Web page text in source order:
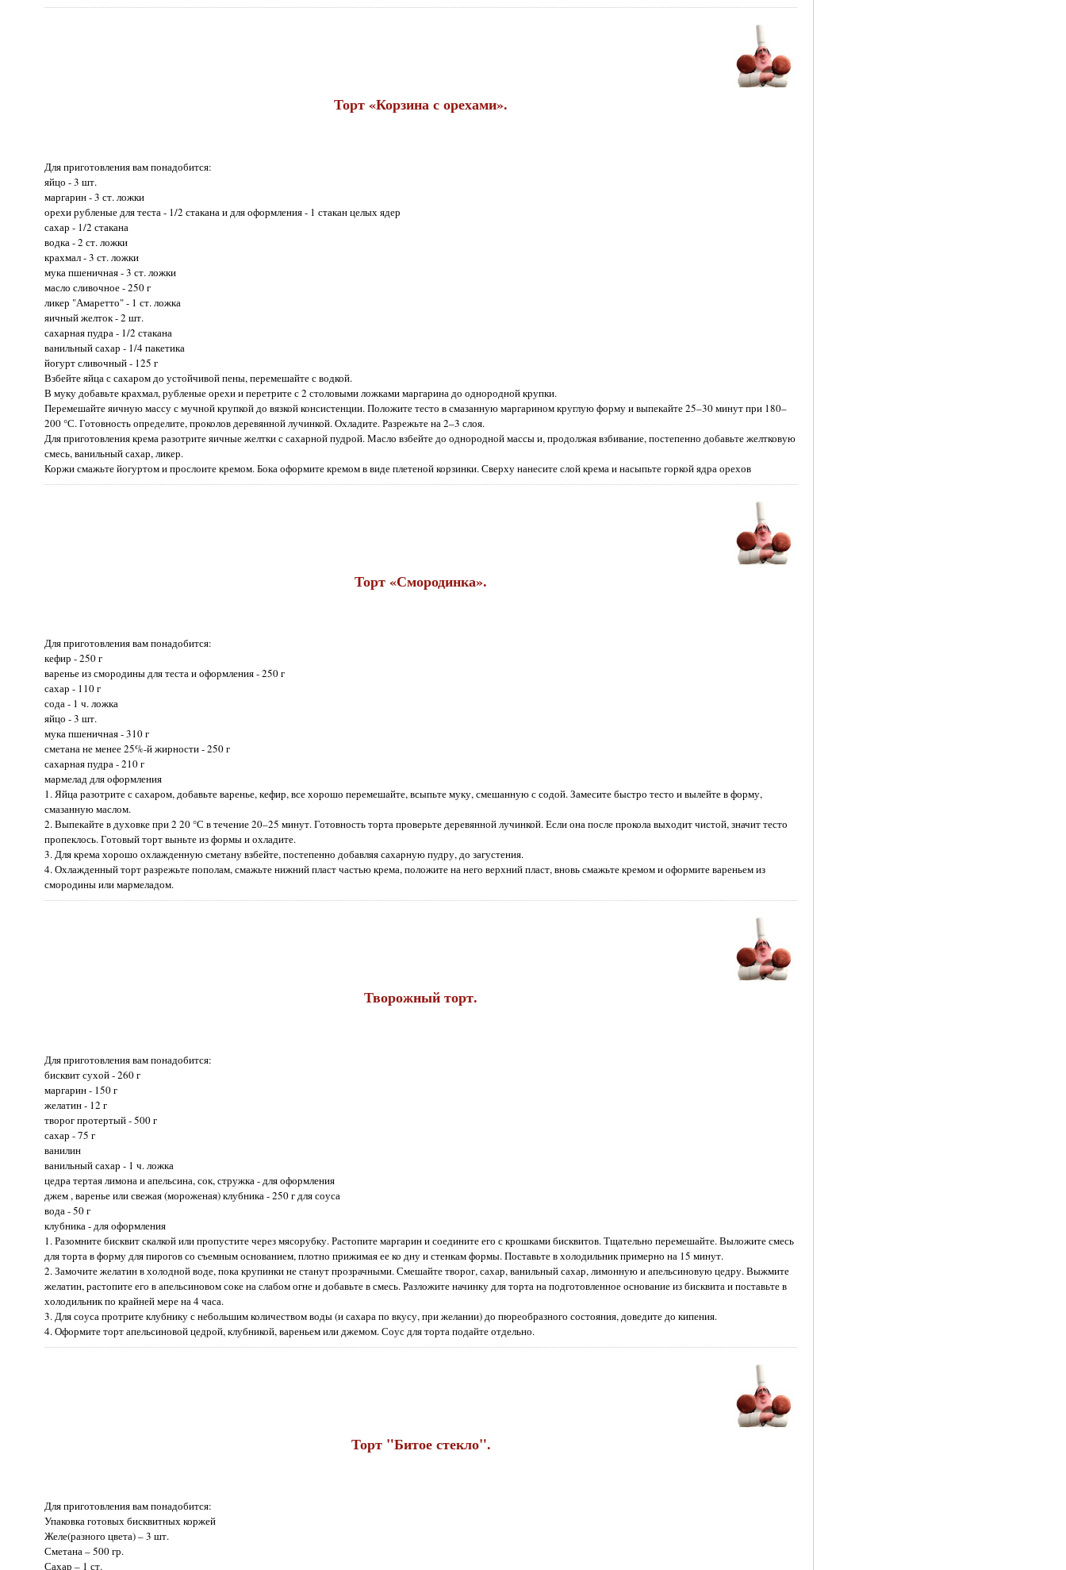
Торт «Корзина с орехами».
Для приготовления вам понадобится:
яйцо - 3 шт.
маргарин - 3 ст. ложки
орехи рубленые для теста - 1/2 стакана и для оформления - 1 стакан целых ядер
сахар - 1/2 стакана
водка - 2 ст. ложки
крахмал - 3 ст. ложки
мука пшеничная - 3 ст. ложки
масло сливочное - 250 г
ликер "Амаретто" - 1 ст. ложка
яичный желток - 2 шт.
сахарная пудра - 1/2 стакана
ванильный сахар - 1/4 пакетика
йогурт сливочный - 125 г
Взбейте яйца с сахаром до устойчивой пены, перемешайте с водкой.
В муку добавьте крахмал, рубленые орехи и перетрите с 2 столовыми ложками маргарина до однородной крупки.
Перемешайте яичную массу с мучной крупкой до вязкой консистенции. Положите тесто в смазанную маргарином круглую форму и выпекайте 25–30 минут при 180–
200 °С. Готовность определите, проколов деревянной лучинкой. Охладите. Разрежьте на 2–3 слоя.
Для приготовления крема разотрите яичные желтки с сахарной пудрой. Масло взбейте до однородной массы и, продолжая взбивание, постепенно добавьте желтковую
смесь, ванильный сахар, ликер.
Коржи смажьте йогуртом и прослоите кремом. Бока оформите кремом в виде плетеной корзинки. Сверху нанесите слой крема и насыпьте горкой ядра орехов
Торт «Смородинка».
Для приготовления вам понадобится:
кефир - 250 г
варенье из смородины для теста и оформления - 250 г
сахар - 110 г
сода - 1 ч. ложка
яйцо - 3 шт.
мука пшеничная - 310 г
сметана не менее 25%-й жирности - 250 г
сахарная пудра - 210 г
мармелад для оформления
1. Яйца разотрите с сахаром, добавьте варенье, кефир, все хорошо перемешайте, всыпьте муку, смешанную с содой. Замесите быстро тесто и вылейте в форму,
смазанную маслом.
2. Выпекайте в духовке при 2 20 °С в течение 20–25 минут. Готовность торта проверьте деревянной лучинкой. Если она после прокола выходит чистой, значит тесто
пропеклось. Готовый торт выньте из формы и охладите.
3. Для крема хорошо охлажденную сметану взбейте, постепенно добавляя сахарную пудру, до загустения.
4. Охлажденный торт разрежьте пополам, смажьте нижний пласт частью крема, положите на него верхний пласт, вновь смажьте кремом и оформите вареньем из
смородины или мармеладом.
Творожный торт.
Для приготовления вам понадобится:
бисквит сухой - 260 г
маргарин - 150 г
желатин - 12 г
творог протертый - 500 г
сахар - 75 г
ванилин
ванильный сахар - 1 ч. ложка
цедра тертая лимона и апельсина, сок, стружка - для оформления
джем , варенье или свежая (мороженая) клубника - 250 г для соуса
вода - 50 г
клубника - для оформления
1. Разомните бисквит скалкой или пропустите через мясорубку. Растопите маргарин и соедините его с крошками бисквитов. Тщательно перемешайте. Выложите смесь
для торта в форму для пирогов со съемным основанием, плотно прижимая ее ко дну и стенкам формы. Поставьте в холодильник примерно на 15 минут.
2. Замочите желатин в холодной воде, пока крупинки не станут прозрачными. Смешайте творог, сахар, ванильный сахар, лимонную и апельсиновую цедру. Выжмите
желатин, растопите его в апельсиновом соке на слабом огне и добавьте в смесь. Разложите начинку для торта на подготовленное основание из бисквита и поставьте в
холодильник по крайней мере на 4 часа.
3. Для соуса протрите клубнику с небольшим количеством воды (и сахара по вкусу, при желании) до пюреобразного состояния, доведите до кипения.
4. Оформите торт апельсиновой цедрой, клубникой, вареньем или джемом. Соус для торта подайте отдельно.
Торт "Битое стекло".
Для приготовления вам понадобится:
Упаковка готовых бисквитных коржей
Желе(разного цвета) – 3 шт.
Сметана – 500 гр.
Сахар – 1 ст.